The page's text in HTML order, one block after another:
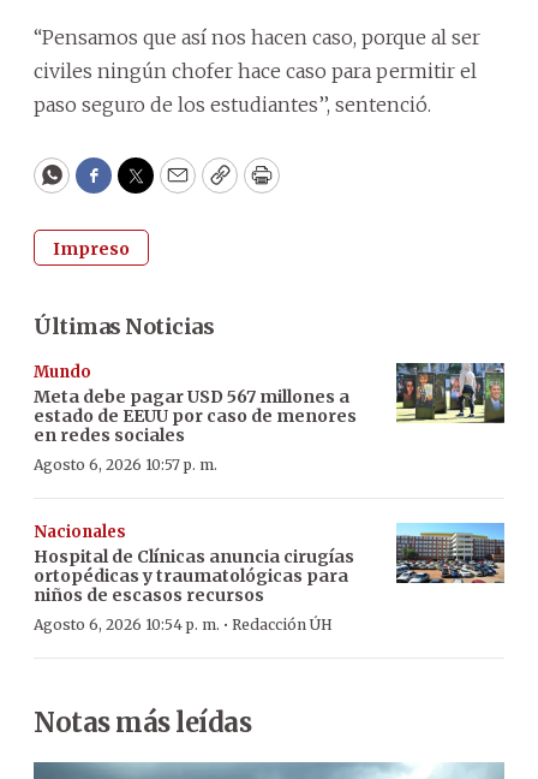
“Pensamos que así nos hacen caso, porque al ser
civiles ningún chofer hace caso para permitir el
paso seguro de los estudiantes’’, sentenció.
WhatsApp
Facebook
Twitter
EmailCopyPrint
Impreso
Últimas Noticias
Mundo
Meta debe pagar USD 567 millones a
estado de EEUU por caso de menores
en redes sociales
Agosto 6, 2026 10:57 p. m.
Nacionales
Hospital de Clínicas anuncia cirugías
ortopédicas y traumatológicas para
niños de escasos recursos
Agosto 6, 2026 10:54 p. m. · Redacción ÚH
Notas más leídas